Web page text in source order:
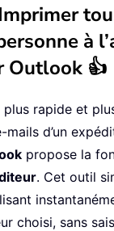
à
Outlook 👍
plus rapide et
mails d’un
propose la
. Cet outil
choisi, sans